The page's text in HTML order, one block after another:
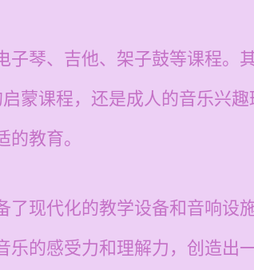
琴、吉他、架子鼓等课程。
蒙课程，还是成人的音乐兴
教育。
现代化的教学设备和音响设
的感受力和理解力，创造出